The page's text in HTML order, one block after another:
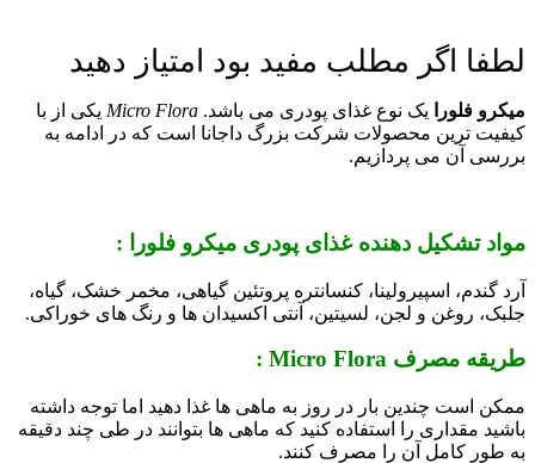
لطفا اگر مطلب مفید بود امتیاز دهید
میکرو فلورا یک نوع غذای پودری می باشد. Micro Flora یکی از با
کیفیت ترین محصولات شرکت بزرگ داجانا است که در ادامه به
بررسی آن می پردازیم.
مواد تشکیل دهنده غذای پودری میکرو فلورا :
آرد گندم، اسپیرولینا، کنسانتره پروتئین گیاهی، مخمر خشک، گیاه،
جلبک، روغن و لجن، لسیتین، آنتی اکسیدان ها و رنگ های خوراکی.
طریقه مصرف Micro Flora :
ممکن است چندین بار در روز به ماهی ها غذا دهید اما توجه داشته
باشید مقداری را استفاده کنید که ماهی ها بتوانند در طی چند دقیقه
به طور کامل آن را مصرف کنند.